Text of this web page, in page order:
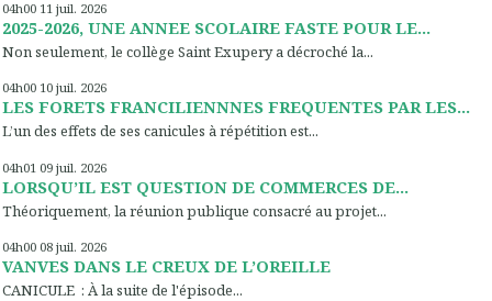
04h00 11 juil. 2026
2025-2026, UNE ANNEE SCOLAIRE FASTE POUR LE...
Non seulement, le collège Saint Exupery a décroché la...
04h00 10 juil. 2026
LES FORETS FRANCILIENNNES FREQUENTES PAR LES...
L’un des effets de ses canicules à répétition est...
04h01 09 juil. 2026
LORSQU’IL EST QUESTION DE COMMERCES DE...
Théoriquement, la réunion publique consacré au projet...
04h00 08 juil. 2026
VANVES DANS LE CREUX DE L’OREILLE
CANICULE : À la suite de l'épisode...